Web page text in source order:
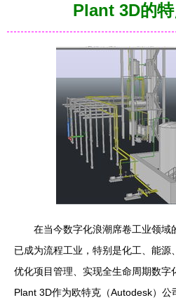
Plant 3D的
在当今数字化浪潮席卷工业领域
已成为流程工业，特别是化工、能源
优化项目管理、实现全生命周期数字
Plant 3D作为欧特克（Autodesk）